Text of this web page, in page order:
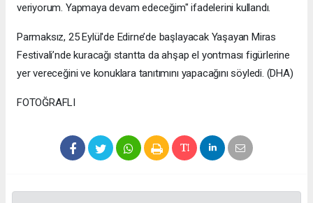
veriyorum. Yapmaya devam edeceğim" ifadelerini kullandı.
Parmaksız, 25 Eylül'de Edirne’de başlayacak Yaşayan Miras
Festivali’nde kuracağı stantta da ahşap el yontması figürlerine
yer vereceğini ve konuklara tanıtımını yapacağını söyledi. (DHA)
FOTOĞRAFLI